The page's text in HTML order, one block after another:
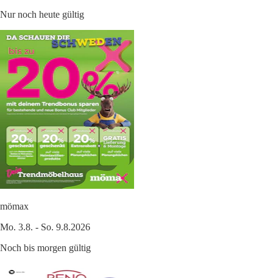
Nur noch heute gültig
mömax
Mo. 3.8. - So. 9.8.2026
Noch bis morgen gültig